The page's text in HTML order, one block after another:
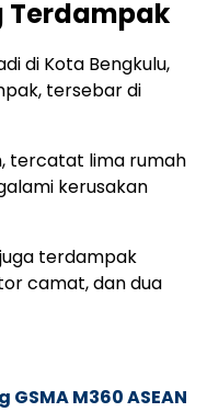
Terdampak
di Kota Bengkulu,
tersebar di
tercatat lima rumah
kerusakan
terdampak
camat, dan dua
M360 ASEAN